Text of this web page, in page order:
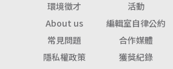
環境徵才
活動
About us
編輯室自律公約
常見問題
合作媒體
隱私權政策
獲獎紀錄